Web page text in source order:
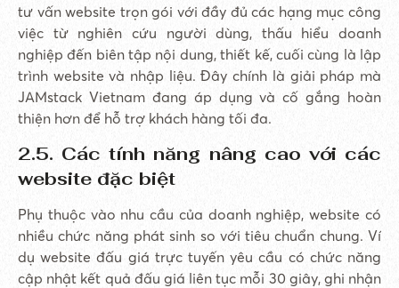
tư vấn website trọn gói với đầy đủ các hạng mục công
việc từ nghiên cứu người dùng, thấu hiểu doanh
nghiệp đến biên tập nội dung, thiết kế, cuối cùng là lập
trình website và nhập liệu. Đây chính là giải pháp mà
JAMstack Vietnam đang áp dụng và cố gắng hoàn
thiện hơn để hỗ trợ khách hàng tối đa.
2.5. Các tính năng nâng cao với các
website đặc biệt
Phụ thuộc vào nhu cầu của doanh nghiệp, website có
nhiều chức năng phát sinh so với tiêu chuẩn chung. Ví
dụ website đấu giá trực tuyến yêu cầu có chức năng
cập nhật kết quả đấu giá liên tục mỗi 30 giây, ghi nhận